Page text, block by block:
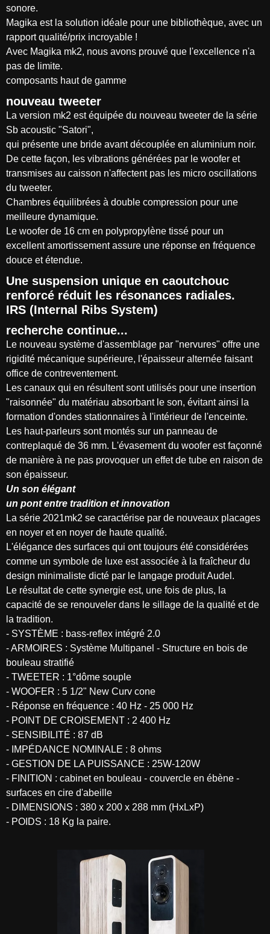
sonore.
Magika est la solution idéale pour une bibliothèque, avec un
rapport qualité/prix incroyable !
Avec Magika mk2, nous avons prouvé que l'excellence n'a
pas de limite.
composants haut de gamme
nouveau tweeter
La version mk2 est équipée du nouveau tweeter de la série
Sb acoustic "Satori",
qui présente une bride avant découplée en aluminium noir.
De cette façon, les vibrations générées par le woofer et
transmises au caisson n'affectent pas les micro oscillations
du tweeter.
Chambres équilibrées à double compression pour une
meilleure dynamique.
Le woofer de 16 cm en polypropylène tissé pour un
excellent amortissement assure une réponse en fréquence
douce et étendue.
Une suspension unique en caoutchouc
renforcé réduit les résonances radiales.
IRS (Internal Ribs System)
recherche continue...
Le nouveau système d'assemblage par "nervures" offre une
rigidité mécanique supérieure, l'épaisseur alternée faisant
office de contreventement.
Les canaux qui en résultent sont utilisés pour une insertion
"raisonnée" du matériau absorbant le son, évitant ainsi la
formation d'ondes stationnaires à l'intérieur de l'enceinte.
Les haut-parleurs sont montés sur un panneau de
contreplaqué de 36 mm. L'évasement du woofer est façonné
de manière à ne pas provoquer un effet de tube en raison de
son épaisseur.
Un son élégant
un pont entre tradition et innovation
La série 2021mk2 se caractérise par de nouveaux placages
en noyer et en noyer de haute qualité.
L'élégance des surfaces qui ont toujours été considérées
comme un symbole de luxe est associée à la fraîcheur du
design minimaliste dicté par le langage produit Audel.
Le résultat de cette synergie est, une fois de plus, la
capacité de se renouveler dans le sillage de la qualité et de
la tradition.
- SYSTÈME : bass-reflex intégré 2.0
- ARMOIRES : Système Multipanel - Structure en bois de
bouleau stratifié
- TWEETER : 1°dôme souple
- WOOFER : 5 1/2" New Curv cone
- Réponse en fréquence : 40 Hz - 25 000 Hz
- POINT DE CROISEMENT : 2 400 Hz
- SENSIBILITÉ : 87 dB
- IMPÉDANCE NOMINALE : 8 ohms
- GESTION DE LA PUISSANCE : 25W-120W
- FINITION : cabinet en bouleau - couvercle en ébène -
surfaces en cire d'abeille
- DIMENSIONS : 380 x 200 x 288 mm (HxLxP)
- POIDS : 18 Kg la paire.